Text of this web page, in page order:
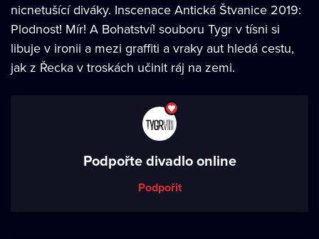
nicnetušící diváky. Inscenace Antická Štvanice 2019:
Plodnost! Mír! A Bohatství! souboru Tygr v tísni si
libuje v ironii a mezi graffiti a vraky aut hledá cestu,
jak z Řecka v troskách učinit ráj na zemi.
Podpořte divadlo online
Podpořit